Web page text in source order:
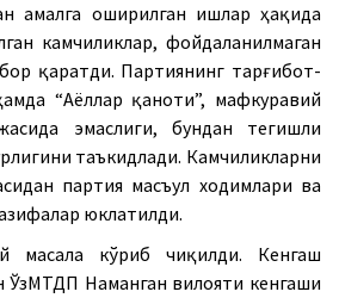
амалга оширилган ишлар ҳақида
камчиликлар, фойдаланилмаган
қаратди. Партиянинг тарғибот-
“Аёллар қаноти”, мафкуравий
эмаслиги, бундан тегишли
таъкидлади. Камчиликларни
партия масъул ходимлари ва
юклатилди.
масала кўриб чиқилди. Кенгаш
ЎзМТДП Наманган вилояти кенгаши